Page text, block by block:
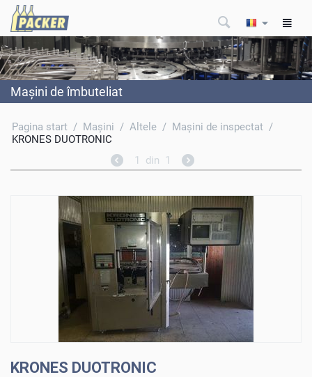
Maşini de îmbuteliat
Pagina start / Maşini / Altele / Maşini de inspectat /
KRONES DUOTRONIC
1
din 1
KRONES DUOTRONIC